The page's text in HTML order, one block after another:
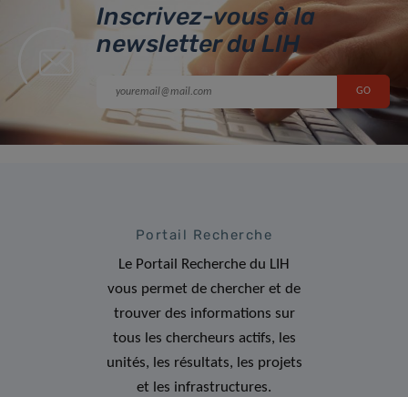
Inscrivez-vous à la
newsletter du LIH
Portail Recherche
Le Portail Recherche du LIH
vous permet de chercher et de
trouver des informations sur
tous les chercheurs actifs, les
unités, les résultats, les projets
et les infrastructures.